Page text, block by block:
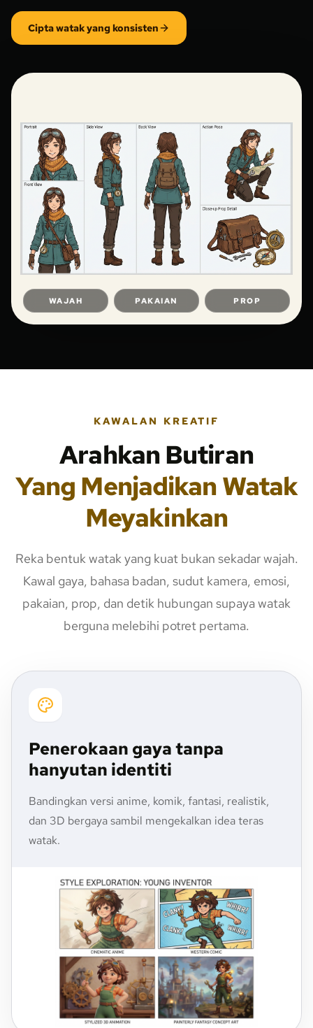
Cipta watak yang konsisten
WAJAH PAKAIAN PROP
KAWALAN KREATIF
Arahkan Butiran
Yang Menjadikan Watak
Meyakinkan
Reka bentuk watak yang kuat bukan sekadar wajah.
Kawal gaya, bahasa badan, sudut kamera, emosi,
pakaian, prop, dan detik hubungan supaya watak
berguna melebihi potret pertama.
Penerokaan gaya tanpa
hanyutan identiti
Bandingkan versi anime, komik, fantasi, realistik,
dan 3D bergaya sambil mengekalkan idea teras
watak.